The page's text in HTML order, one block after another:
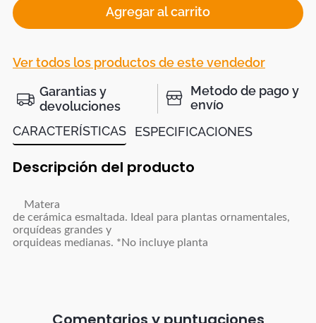
Agregar al carrito
Ver todos los productos de este vendedor
Garantias y
devoluciones
Metodo de pago y
envío
CARACTERÍSTICAS
ESPECIFICACIONES
Descripción del producto
Matera
de cerámica esmaltada. Ideal para plantas ornamentales,
orquídeas grandes y
orquideas medianas. *No incluye planta